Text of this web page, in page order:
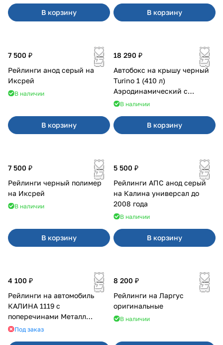
В корзину В корзину
7 500 ₽
Рейлинги анод серый на
Иксрей
В наличии
В корзину
18 290 ₽
Автобокс на крышу черный
Turino 1 (410 л)
Аэродинамический с
двусторонним открыванием
В наличии
В корзину
7 500 ₽
Рейлинги черный полимер
на Иксрей
В наличии
В корзину
5 500 ₽
Рейлинги АПС анод серый
на Калина универсал до
2008 года
В наличии
В корзину
4 100 ₽
Рейлинги на автомобиль
КАЛИНА 1119 с
поперечинами Металл
Дизайн
Под заказ
8 200 ₽
Рейлинги на Ларгус
оригинальные
В наличии